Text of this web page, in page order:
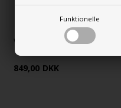
Funktionelle
Weston Bænk, sand
849,00 DKK